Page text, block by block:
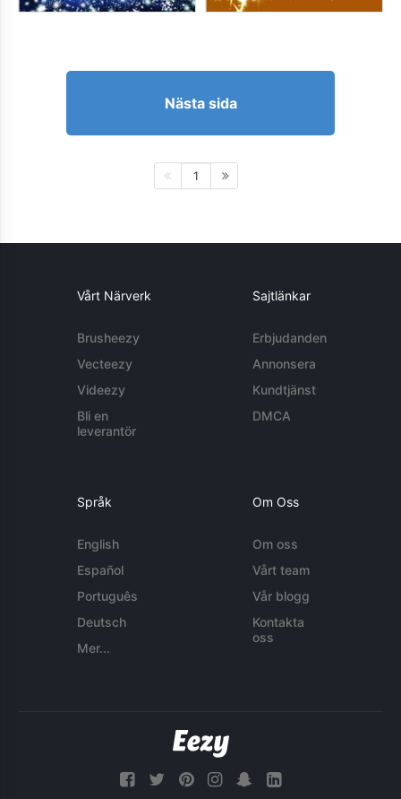
Nästa sida
1
Vårt Närverk
Brusheezy
Vecteezy
Videezy
Bli en
leverantör
Sajtlänkar
Erbjudanden
Annonsera
Kundtjänst
DMCA
Språk
English
Español
Português
Deutsch
Mer...
Om Oss
Om oss
Vårt team
Vår blogg
Kontakta
oss